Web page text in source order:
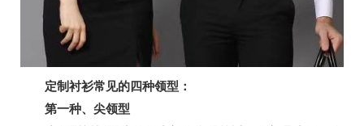
定制衬衫常见的四种领型：
第一种、尖领型